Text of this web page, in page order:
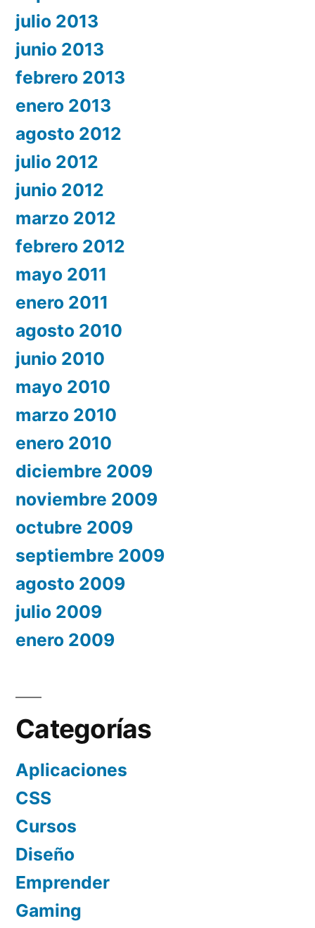
julio 2013
junio 2013
febrero 2013
enero 2013
agosto 2012
julio 2012
junio 2012
marzo 2012
febrero 2012
mayo 2011
enero 2011
agosto 2010
junio 2010
mayo 2010
marzo 2010
enero 2010
diciembre 2009
noviembre 2009
octubre 2009
septiembre 2009
agosto 2009
julio 2009
enero 2009
Categorías
Aplicaciones
CSS
Cursos
Diseño
Emprender
Gaming